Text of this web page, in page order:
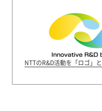
NTTのR&D活動を「ロゴ」